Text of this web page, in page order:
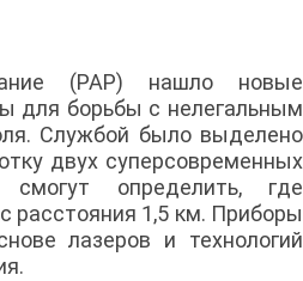
(РАР) нашло новые
для борьбы с нелегальным
Службой было выделено
двух суперсовременных
смогут определить, где
расстояния 1,5 км. Приборы
лазеров и технологий